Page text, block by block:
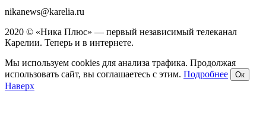
nikanews@karelia.ru
2020 © «Ника Плюс» — первый независимый телеканал
Карелии. Теперь и в интернете.
Мы используем cookies для анализа трафика. Продолжая
использовать сайт, вы соглашаетесь с этим. Подробнее Ок
Наверх